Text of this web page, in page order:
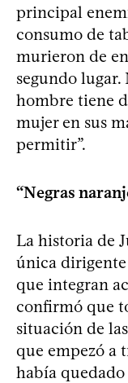
principal
consumo de
murieron de
segundo
hombre tiene
mujer en sus
permitir”.
“Negras
La historia de
única dirigente
que integran
confirmó que
situación de
que empezó a
había